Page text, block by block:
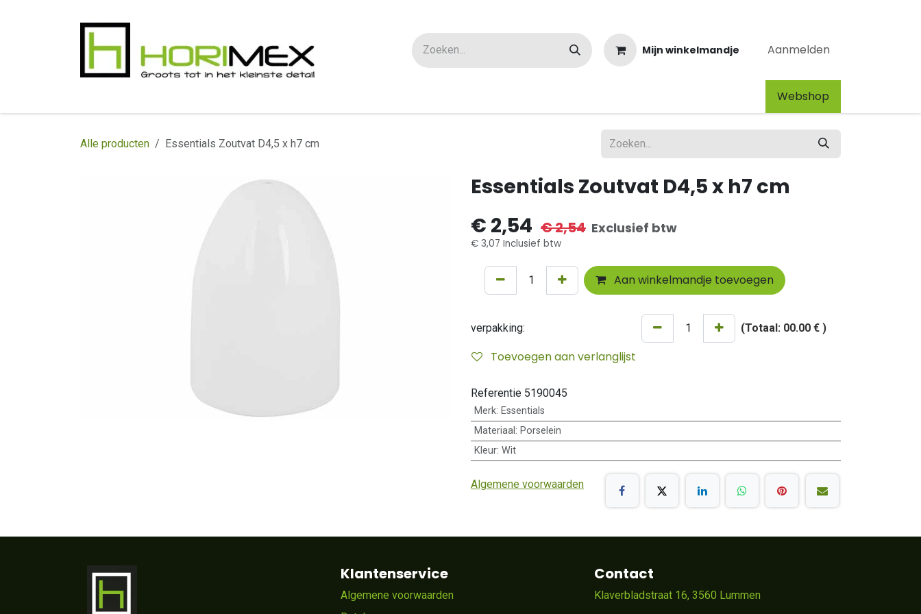
Mijn winkelmandje Aanmelden
Webshop​
Alle producten Essentials Zoutvat D4,5 x h7 cm
Essentials Zoutvat D4,5 x h7 cm
€ 2,54 €2,54 Exclusief btw
€ 3,07 Inclusief btw
Aan winkelmandje toevoegen
verpakking: (Totaal: 00.00 € )
Toevoegen aan verlanglijst
Referentie 5190045
Merk: Essentials
Materiaal : Porselein
Kleur: Wit
Algemene voorwaarden
Klantenservice
Algemene voorwaarden
Contact
Klaverbladstraat 16, 3560 Lummen